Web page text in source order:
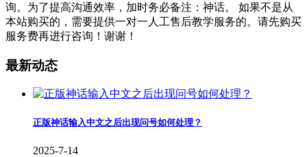
询。为了提高沟通效率，加时务必备注：神话。 如果不是从
本站购买的，需要提供一对一人工售后教学服务的。请先购买
服务费再进行咨询！谢谢！
最新动态
正版神话输入中文之后出现问号如何处理？
2025-7-14